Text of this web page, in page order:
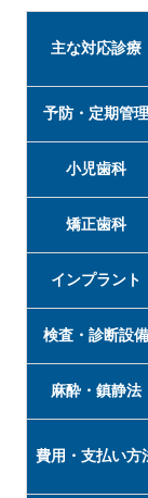
主な対応診療
予防・定期管理
小児歯科
矯正歯科
インプラント
検査・診断設備
麻酔・鎮静法
費用・支払い方